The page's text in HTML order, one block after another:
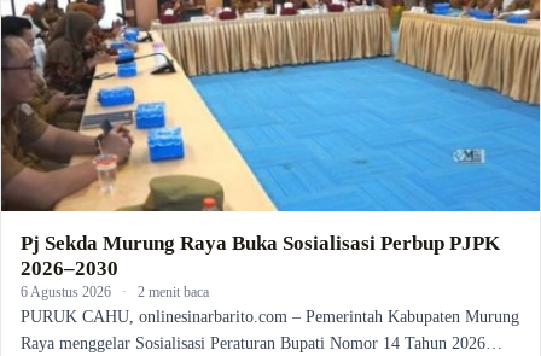
Pj Sekda Murung Raya Buka Sosialisasi Perbup PJPK
2026–2030
6 Agustus 2026 · 2 menit baca
PURUK CAHU, onlinesinarbarito.com – Pemerintah Kabupaten Murung
Raya menggelar Sosialisasi Peraturan Bupati Nomor 14 Tahun 2026…